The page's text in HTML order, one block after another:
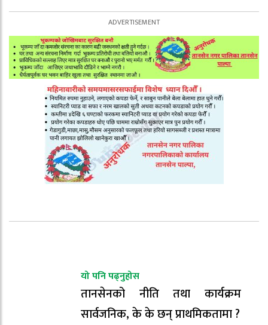
यो पनि पढ्नुहोस
तानसेनको नीति तथा कार्यक्रम
सार्वजनिक, के के छन् प्राथमिकतामा ?